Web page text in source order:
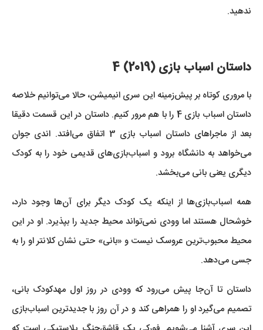
ندهید.
داستان اسباب بازی (2019) 4
با مروری کوتاه بر پیش‌زمینه این سری انیمیشن، حالا می‌توانیم خلاصه
داستان اسباب بازی 4 را با هم مرور کنیم. داستان در این قسمت دقیقا
بعد از ماجراهای داستان اسباب بازی 3 اتفاق می‌افتد. اندی جوان
می‌خواهد به دانشگاه برود و اسباب‌بازی‌های قدیمی خود را به کودک
دیگری یعنی بانی می‌بخشد.
همه اسباب‌بازی‌ها از اینکه یک کودک دیگر برای آن‌ها وجود دارد،
خوشحال هستند اما وودی نمی‌تواند محیط جدید را بپذیرد. او در این
محیط محبوب‌ترین عروسک نیست و «بانی» حتی نشان کلانتر او را به
جسی می‌دهد.
داستان تا آن‌جا پیش می‌رود که وودی در روز اول مهدکودک بانی،
تصمیم می‌گیرد او را همراهی کند و در آن روز با جدید‌ترین اسباب‌بازی